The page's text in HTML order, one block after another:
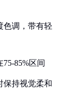
色调，带有轻
85%区间
保持视觉柔和